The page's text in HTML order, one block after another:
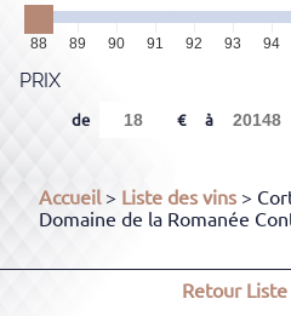
88 89 90 91 92 93 94
PRIX
de à
Accueil> Liste des vins >
Domaine de la Romanée
RetourListe